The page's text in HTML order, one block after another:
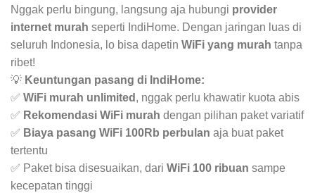
Nggak perlu bingung, langsung aja hubungi provider
internet murah seperti IndiHome. Dengan jaringan luas di
seluruh Indonesia, lo bisa dapetin WiFi yang murah tanpa
ribet!
💡 Keuntungan pasang di IndiHome:
✅ WiFi murah unlimited , nggak perlu khawatir kuota abis
✅ Rekomendasi WiFi murah dengan pilihan paket variatif
✅ Biaya pasang WiFi 100Rb perbulan aja buat paket
tertentu
✅ Paket bisa disesuaikan, dari WiFi 100 ribuan sampe
kecepatan tinggi